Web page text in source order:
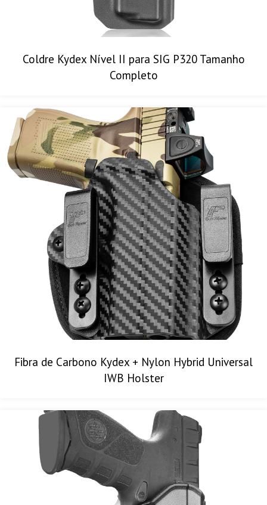
Coldre Kydex Nível II para SIG P320 Tamanho
Completo
Fibra de Carbono Kydex + Nylon Hybrid Universal
IWB Holster